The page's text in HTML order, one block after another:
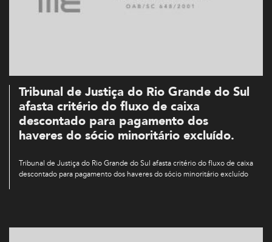
Tribunal de Justiça do Rio Grande do Sul
afasta critério do fluxo de caixa
descontado para pagamento dos
haveres do sócio minoritário excluído.
Tribunal de Justiça do Rio Grande do Sul afasta critério do fluxo de caixa
descontado para pagamento dos haveres do sócio minoritário excluído